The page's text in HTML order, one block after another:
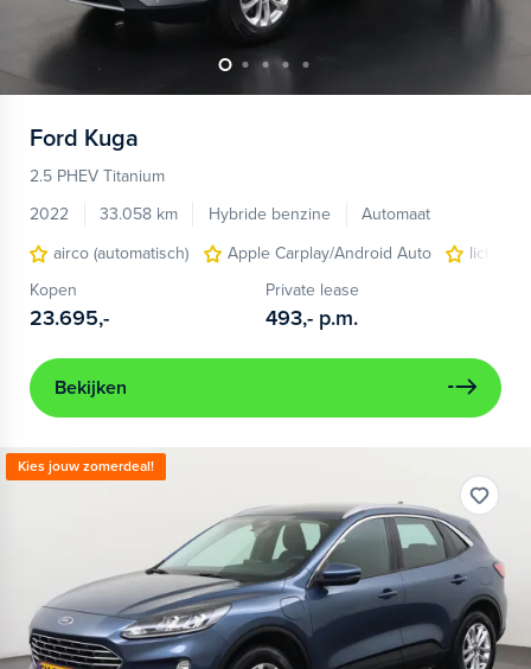
Ford Kuga
2.5 PHEV Titanium
2022
33.058 km Hybride benzine
Automaat
airco (automatisch)
Apple Carplay/Android Auto
Kopen
23.695,-
Private lease
493,- p.m.
Bekijken
Kies jouw zomerdeal!